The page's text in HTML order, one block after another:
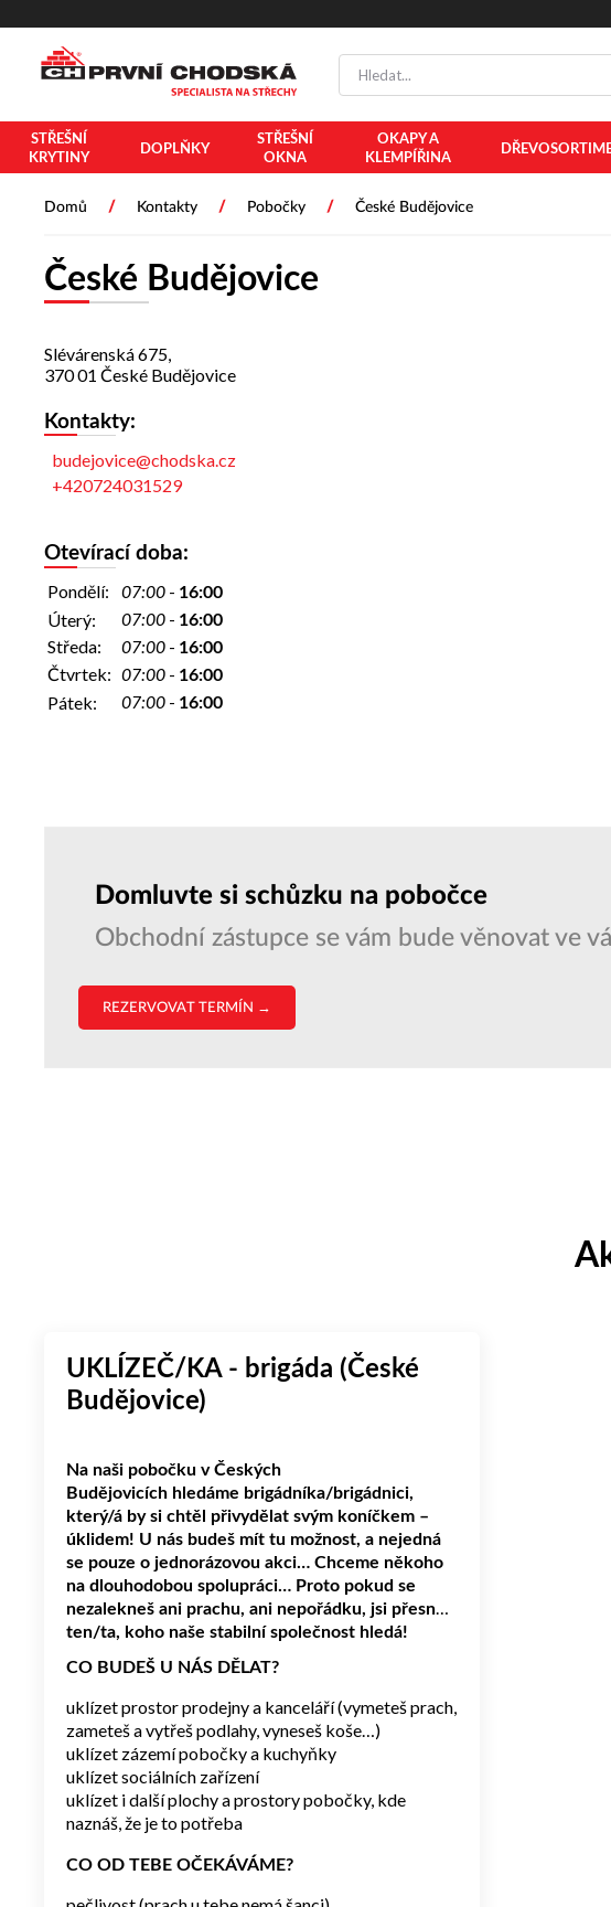
STŘEŠNÍ
KRYTINY
DOPLŇKY
STŘEŠNÍ
OKNA
OKAPY A
KLEMPÍŘINA
Domů / Kontakty / Pobočky / České Budějovice
České Budějovice
Slévárenská675
370 01 České Budějovice
Kontakty:
budejovice@chodska.cz
+420724031529
Otevírací doba:
Pondělí:
07:00 - 16:00
Úterý: 07:00 - 16:00
Středa: 07:00 - 16:00
Čtvrtek: 07:00 - 16:00
Pátek: 07:00 - 16:00
Domluvte si schůzku na pobočce
Obchodní zástupce se vám bude věnovat ve
REZERVOVAT TERMÍN →
UKLÍZEČ/KA - brigáda (České
Budějovice)
Na naši pobočku v Českých
Budějovicích hledáme brigádníka/brigádnici,
který/á by si chtěl přivydělat svým koníčkem –
úklidem! U nás budeš mít tu možnost, a nejedná
se pouze o jednorázovou akci… Chceme někoho
na dlouhodobou spolupráci… Proto pokud se
nezalekneš ani prachu, ani nepořádku, jsi přesně
ten/ta, koho naše stabilní společnost hledá!
CO BUDEŠ U NÁS DĚLAT?
uklízet prostor prodejny a kanceláří (vymeteš prach,
zameteš a vytřeš podlahy, vyneseš koše…)
uklízet zázemí pobočky a kuchyňky
uklízet sociálních zařízení
uklízet i další plochy a prostory pobočky, kde
naznáš, že je to potřeba
CO OD TEBE OČEKÁVÁME?